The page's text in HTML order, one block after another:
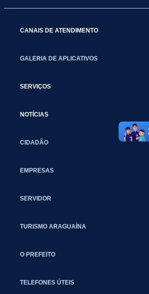
CANAIS DE ATENDIMENTO
GALERIA DE APLICATIVOS
SERVIÇOS
NOTÍCIAS
CIDADÃO
EMPRESAS
SERVIDOR
TURISMO ARAGUAÍNA
O PREFEITO
TELEFONES ÚTEIS